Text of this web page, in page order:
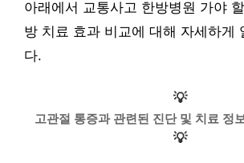
아래에서 교통사고 한방병원 가야
방 치료 효과 비교에 대해 자세하게
다.
💡
고관절 통증과 관련된 진단 및 치료 정
💡